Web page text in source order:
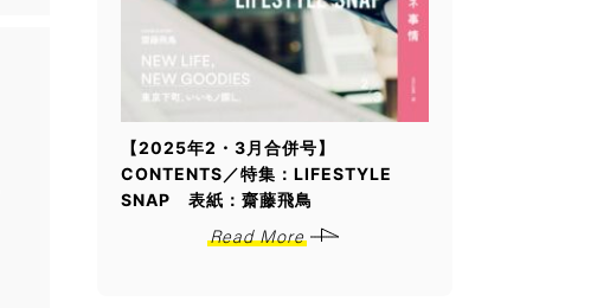
【2025年2・3月合併号】
CONTENTS／特集：LIFESTYLE
SNAP 表紙：齋藤飛鳥
Read More